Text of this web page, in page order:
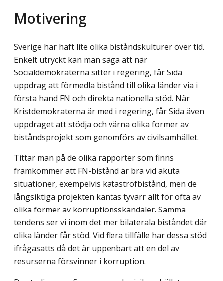
Motivering
Sverige har haft lite olika biståndskulturer över tid.
Enkelt utryckt kan man säga att när
Socialdemokraterna sitter i regering, får Sida
uppdrag att förmedla bistånd till olika länder via i
första hand FN och direkta nationella stöd. När
Kristdemokraterna är med i regering, får Sida även
uppdraget att stödja och värna olika former av
biståndsprojekt som genomförs av civilsamhället.
Tittar man på de olika rapporter som finns
framkommer att FN-bistånd är bra vid akuta
situationer, exempelvis katastrofbistånd, men de
långsiktiga projekten kantas tyvärr allt för ofta av
olika former av korruptionsskandaler. Samma
tendens ser vi inom det mer bilaterala biståndet där
olika länder får stöd. Vid flera tillfälle har dessa stöd
ifrågasatts då det är uppenbart att en del av
resurserna försvinner i korruption.